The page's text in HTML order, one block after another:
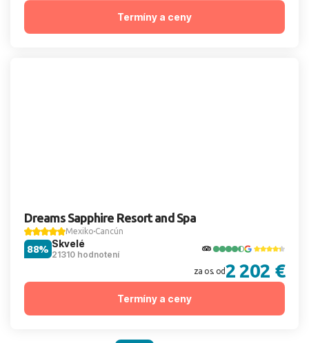
Termíny a ceny
Dreams Sapphire Resort and Spa
Mexiko Cancún
Skvelé
21310 hodnotení
88%
za os. od2 202 €
Termíny a ceny